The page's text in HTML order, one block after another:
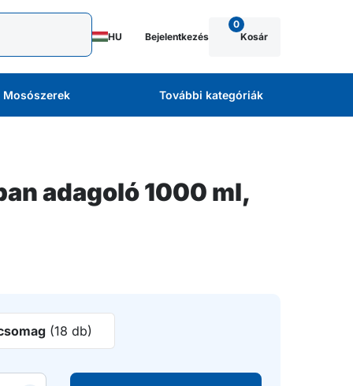
HU Bejelentkezés
0
Kosár
Mosószerek További kategóriák
adagoló 1000 ml,
(18 db)